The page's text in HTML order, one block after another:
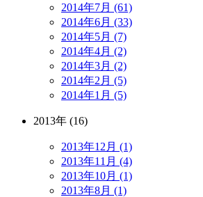
2014年7月 (61)
2014年6月 (33)
2014年5月 (7)
2014年4月 (2)
2014年3月 (2)
2014年2月 (5)
2014年1月 (5)
2013年 (16)
2013年12月 (1)
2013年11月 (4)
2013年10月 (1)
2013年8月 (1)